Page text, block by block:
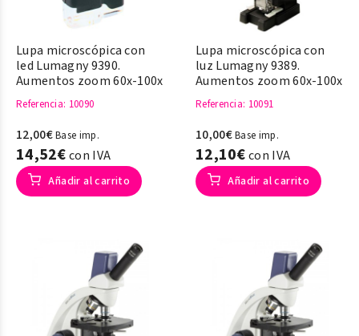
Lupa microscópica con
led Lumagny 9390.
Aumentos zoom 60x-100x
Referencia: 10090
12,00€Base imp.
14,52€con IVA
Añadir al carrito
Lupa microscópica con
luz Lumagny 9389.
Aumentos zoom 60x-100x
Referencia: 10091
10,00€Base imp.
12,10€con IVA
Añadir al carrito